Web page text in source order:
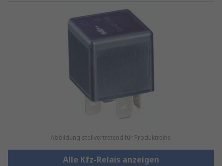
Abbildung stellvertretend für Produktreihe
Alle Kfz-Relais anzeigen